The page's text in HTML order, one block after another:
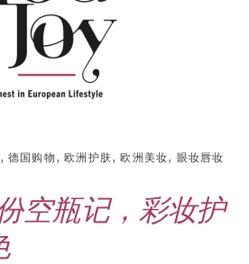
,德国购物 ,欧洲护肤,欧洲美妆, 眼妆唇妆
空瓶记，彩妆护